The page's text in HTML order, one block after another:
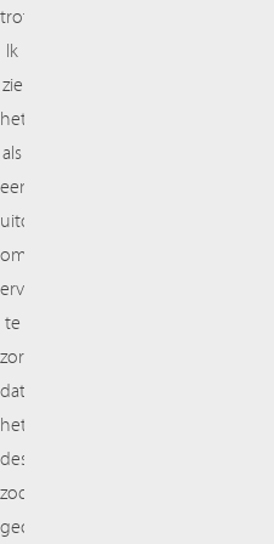
trots.
Ik
zie
het
als
een
uitdaging
om
ervoor
te
zorgen
dat
het
design
zodanig
geoptimaliseerd